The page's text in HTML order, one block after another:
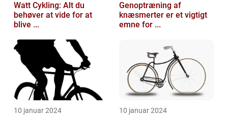
Watt Cykling: Alt du
behøver at vide for at
blive ...
Genoptræning af
knæsmerter er et vigtigt
emne for ...
10 januar 2024 10 januar 2024